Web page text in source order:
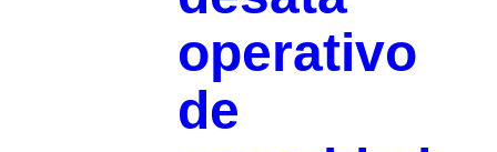
operativo
de